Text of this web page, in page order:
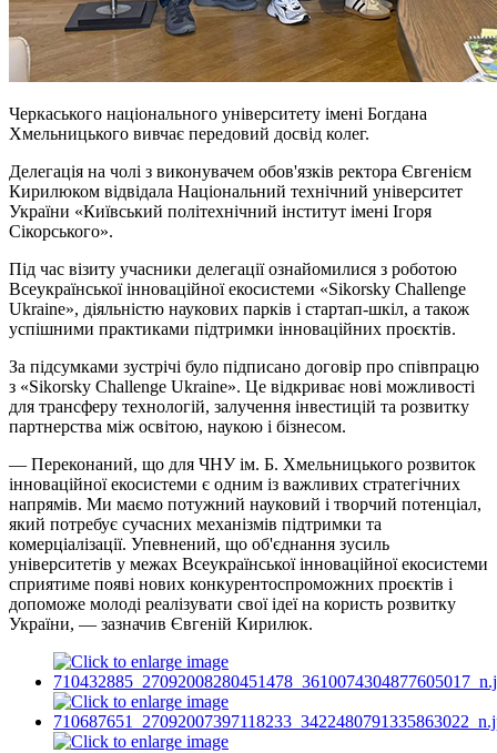
Черкаського національного університету імені Богдана
Хмельницького вивчає передовий досвід колег.
Делегація на чолі з виконувачем обов'язків ректора Євгенієм
Кирилюком відвідала Національний технічний університет
України «Київський політехнічний інститут імені Ігоря
Сікорського».
Під час візиту учасники делегації ознайомилися з роботою
Всеукраїнської інноваційної екосистеми «Sikorsky Challenge
Ukraine», діяльністю наукових парків і стартап-шкіл, а також
успішними практиками підтримки інноваційних проєктів.
За підсумками зустрічі було підписано договір про співпрацю
з «Sikorsky Challenge Ukraine». Це відкриває нові можливості
для трансферу технологій, залучення інвестицій та розвитку
партнерства між освітою, наукою і бізнесом.
— Переконаний, що для ЧНУ ім. Б. Хмельницького розвиток
інноваційної екосистеми є одним із важливих стратегічних
напрямів. Ми маємо потужний науковий і творчий потенціал,
який потребує сучасних механізмів підтримки та
комерціалізації. Упевнений, що об'єднання зусиль
університетів у межах Всеукраїнської інноваційної екосистеми
сприятиме появі нових конкурентоспроможних проєктів і
допоможе молоді реалізувати свої ідеї на користь розвитку
України, — зазначив Євгеній Кирилюк.